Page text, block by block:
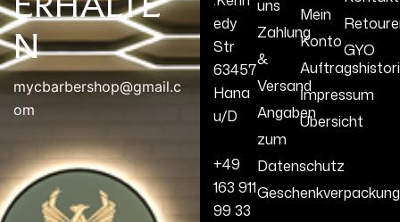
edy
Str
63457
Hana
u/D
+49
163 911
99 33
uns
Zahlung
&
Versand
Angaben
zum
Datenschutz
Geschenkverpackung
Mein
Konto
İmpressum
Übersicht
GYO
N
mycbarbershop@gmail.c
om